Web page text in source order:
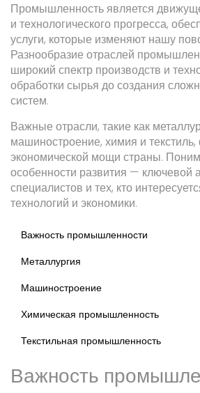
Промышленность является
и технологического прогресса,
услуги, которые изменяют нашу
Разнообразие отраслей
широкий спектр производств и
обработки сырья до создания
систем.
Важные отрасли, такие как
машиностроение, химия и
экономической мощи страны.
особенности развития — ключевой
специалистов и тех, кто
технологий и экономики.
Важность промышленности
Металлургия
Машиностроение
Химическая промышленность
Текстильная промышленность
Важность